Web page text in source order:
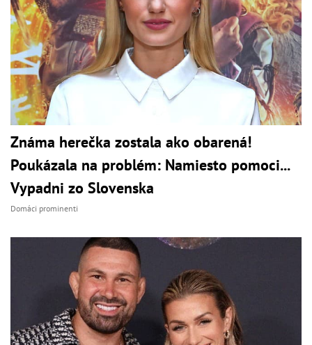
Známa herečka zostala ako obarená!
Poukázala na problém: Namiesto pomoci...
Vypadni zo Slovenska
Domáci prominenti